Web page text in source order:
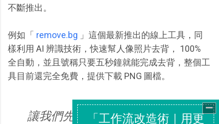
不斷推出。
例如「 remove.bg 」這個最新推出的線上工具，同
樣利用 AI 辨識技術，快速幫人像照片去背， 100%
全自動，並且號稱只要五秒鐘就能完成去背，整個工
具目前還完全免費，提供下載 PNG 圖檔。
讓我們先來實際比較看看它的效